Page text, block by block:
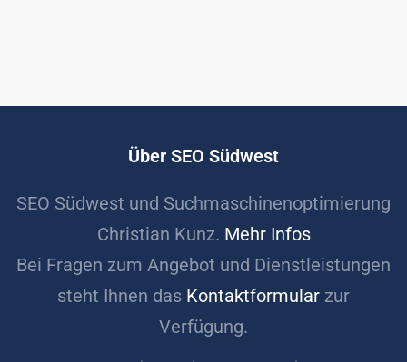
Über SEO Südwest
SEO Südwest und Suchmaschinenoptimierung
Christian Kunz. Mehr Infos
Bei Fragen zum Angebot und Dienstleistungen
steht Ihnen das Kontaktformular zur
Verfügung.